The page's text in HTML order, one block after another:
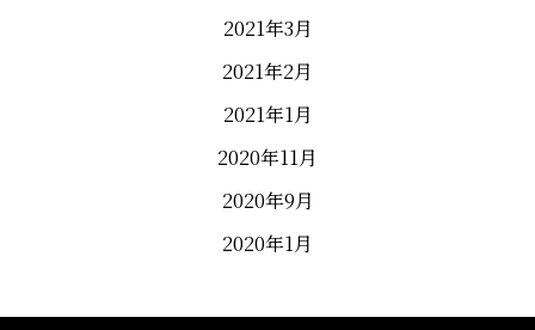
2021年3月
2021年2月
2021年1月
2020年11月
2020年9月
2020年1月